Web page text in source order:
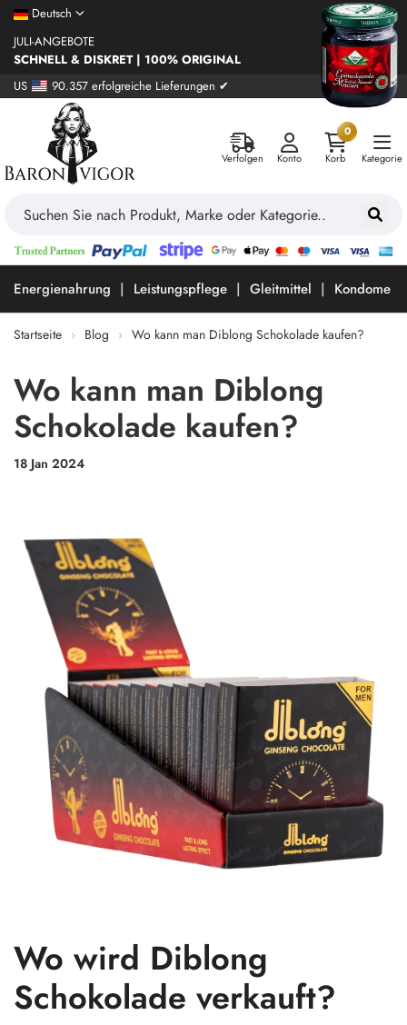
Deutsch
JULI-ANGEBOTE
SCHNELL & DISKRET | 100% ORIGINAL
US
90.357 erfolgreiche Lieferungen ✔
Verfolgen Konto
0
Korb
Kategorie
Energienahrung Leistungspflege Gleitmittel Kondome
Startseite Blog Wo kann man Diblong Schokolade kaufen?
Wo kann man Diblong
Schokolade kaufen?
18 Jan 2024
Wo wird Diblong
Schokolade verkauft?